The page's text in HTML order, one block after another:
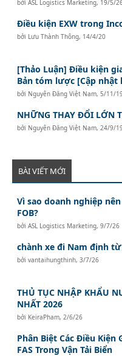
bởiASL Logistics Marketing, 19/5/
Điều kiện EXW trong
bởi Lưu Thành Thông, 14/4/20
[Thảo Luận] Điều kiện
Bản tóm lược [Cập nhật
bởi Nguyên Đăng Việt Nam, 5/11/
NHỮNG THAY ĐỔI LỚN
bởi Nguyên Đăng Việt Nam, 24/9/
BÀI VIẾT MỚI
Vì sao doanh nghiệp
FOB?
bởiASL Logistics Marketing,9/7/26
chành xe đi Nam định từ
bởivantaihungthinh,3/7/26
THỦ TỤC NHẬP KHẨU
NHẤT 2026
bởi KeiraPham, 2/6/26
Phân Biệt Các Điều Kiện
FAS Trong Vận Tải Biển